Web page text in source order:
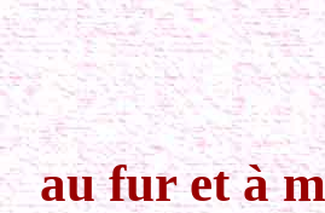
au fur et à